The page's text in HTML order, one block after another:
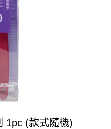
Beauty Latte 極細毛牙刷 1pc (款式隨機)